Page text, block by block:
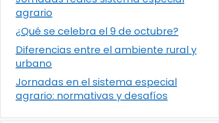
agrario
¿Qué se celebra el 9 de octubre?
Diferencias entre el ambiente rural y
urbano
Jornadas en el sistema especial
agrario: normativas y desafíos